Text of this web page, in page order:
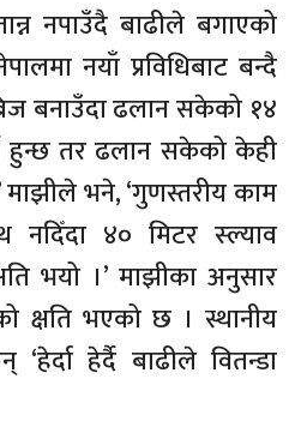
नपाउँदै बाढीले बगाएको
नयाँ प्रविधिबाट बन्दै
बनाउँदा ढलान सकेको १४
हुन्छ तर ढलान सकेको केही
माझीले भने, ‘गुणस्तरीय काम
नदिँदा ४० मिटर स्ल्याव
भयो ।’ माझीका अनुसार
क्षति भएको छ । स्थानीय
हेर्दै बाढीले वितन्डा